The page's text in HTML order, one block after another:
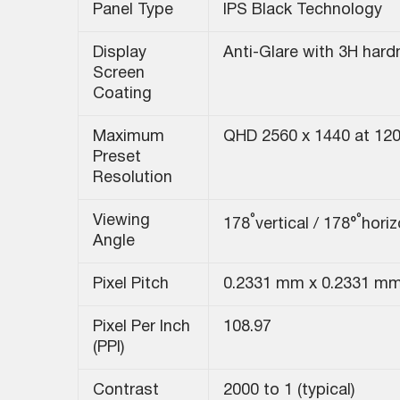
Panel Type IPS Black Technology
Display
Screen
Coating
Anti-Glare with 3H
Maximum
Preset
Resolution
QHD 2560 x 1440 at
Viewing
Angle
178°vertical / 178°°
Pixel Pitch 0.2331 mm x 0.2331
Pixel Per Inch
(PPI)
108.97
Contrast
2000 to 1 (typical)